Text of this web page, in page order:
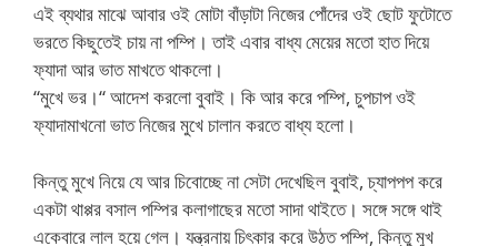
এই ব্যথার মাঝে আবার ওই মোটা বাঁড়াটা নিজের পোঁদের ওই ছোট ফুটোতে
ভরতে কিছুতেই চায় না পম্পি। তাই এবার বাধ্য মেয়ের মতো হাত দিয়ে
ফ্যাদা আর ভাত মাখতে থাকলো।
“মুখে ভর।“ আদেশ করলো বুবাই। কি আর করে পম্পি, চুপচাপ ওই
ফ্যাদামাখনো ভাত নিজের মুখে চালান করতে বাধ্য হলো।
কিন্তু মুখে নিয়ে যে আর চিবোচ্ছে না সেটা দেখেছিল বুবাই, চ্যাপপপ করে
একটা থাপ্পর বসাল পম্পির কলাগাছের মতো সাদা থাইতে। সঙ্গে সঙ্গে থাই
একেবারে লাল হয়ে গেল। যন্ত্রনায় চিৎকার করে উঠত পম্পি, কিন্তু মুখ